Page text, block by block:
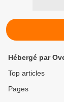
Hébergé par
Top articles
Pages